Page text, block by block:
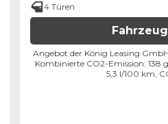
4 Türen
Angebot der König Leasing
Kombinierte CO2-Emission: 138
5,3 l/100 km,